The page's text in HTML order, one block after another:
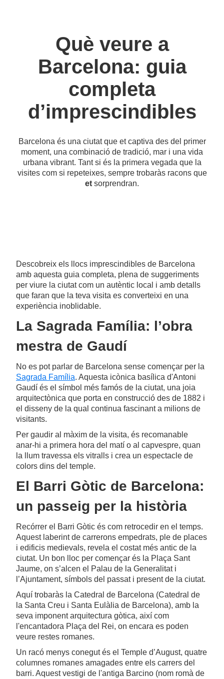
Què veure a
Barcelona: guia
completa
d’imprescindibles
Barcelona és una ciutat que et captiva des del primer
moment, una combinació de tradició, mar i una vida
urbana vibrant. Tant si és la primera vegada que la
visites com si repeteixes, sempre trobaràs racons que
et sorprendran.
Descobreix els llocs imprescindibles de Barcelona
amb aquesta guia completa, plena de suggeriments
per viure la ciutat com un autèntic local i amb detalls
que faran que la teva visita es converteixi en una
experiència inoblidable.
La Sagrada Família: l’obra
mestra de Gaudí
No es pot parlar de Barcelona sense començar per la
Sagrada Família. Aquesta icònica basílica d'Antoni
Gaudí és el símbol més famós de la ciutat, una joia
arquitectònica que porta en construcció des de 1882 i
el disseny de la qual continua fascinant a milions de
visitants.
Per gaudir al màxim de la visita, és recomanable
anar-hi a primera hora del matí o al capvespre, quan
la llum travessa els vitralls i crea un espectacle de
colors dins del temple.
El Barri Gòtic de Barcelona:
un passeig per la història
Recórrer el Barri Gòtic és com retrocedir en el temps.
Aquest laberint de carrerons empedrats, ple de places
i edificis medievals, revela el costat més antic de la
ciutat. Un bon lloc per començar és la Plaça Sant
Jaume, on s’alcen el Palau de la Generalitat i
l’Ajuntament, símbols del passat i present de la ciutat.
Aquí trobaràs la Catedral de Barcelona (Catedral de
la Santa Creu i Santa Eulàlia de Barcelona), amb la
seva imponent arquitectura gòtica, així com
l'encantadora Plaça del Rei, on encara es poden
veure restes romanes.
Un racó menys conegut és el Temple d’August, quatre
columnes romanes amagades entre els carrers del
barri. Aquest vestigi de l'antiga Barcino (nom romà de